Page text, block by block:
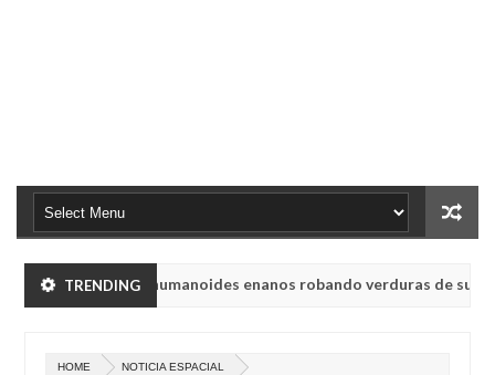
TRENDING
vieron a humanoides enanos robando verduras de sus
HOME NOTICIA ESPACIAL